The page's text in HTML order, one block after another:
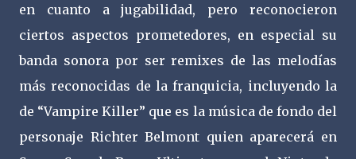
en cuanto a jugabilidad, pero reconocieron
ciertos aspectos prometedores, en especial su
banda sonora por ser remixes de las melodías
más reconocidas de la franquicia, incluyendo la
de “Vampire Killer” que es la música de fondo del
personaje Richter Belmont quien aparecerá en